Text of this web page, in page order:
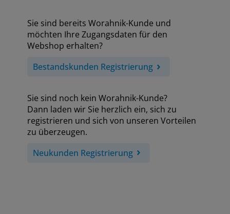
Sie sind bereits Worahnik-Kunde und
möchten Ihre Zugangsdaten für den
Webshop erhalten?
Bestandskunden Registrierung
Sie sind noch kein Worahnik-Kunde?
Dann laden wir Sie herzlich ein, sich zu
registrieren und sich von unseren Vorteilen
zu überzeugen.
Neukunden Registrierung